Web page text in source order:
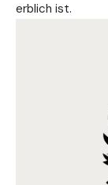
erblich ist.